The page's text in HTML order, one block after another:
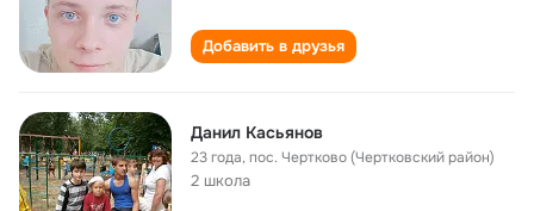
Добавить в друзья
Данил Касьянов
23 года,пос. Чертково (Чертковский район)
2 школа